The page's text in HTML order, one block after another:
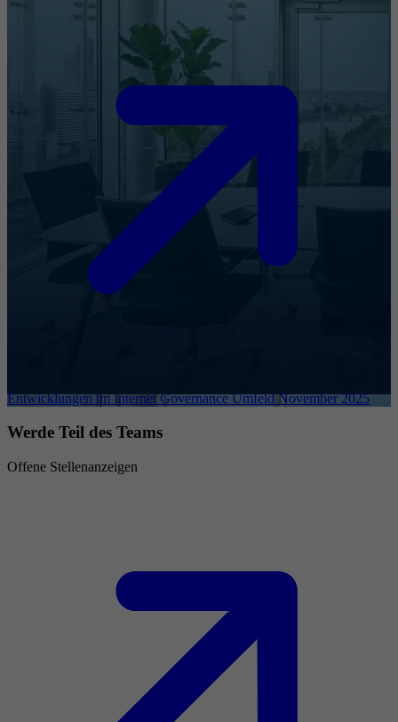
Entwicklungen im Internet Governance Umfeld November 2025
Werde Teil des Teams
Offene Stellenanzeigen